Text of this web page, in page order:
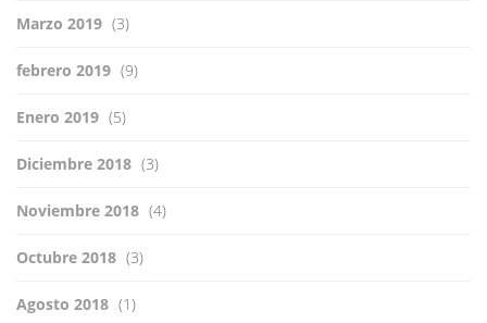
Marzo 2019 (3)
febrero 2019 (9)
Enero 2019 (5)
Diciembre 2018 (3)
Noviembre 2018 (4)
Octubre 2018 (3)
Agosto 2018 (1)